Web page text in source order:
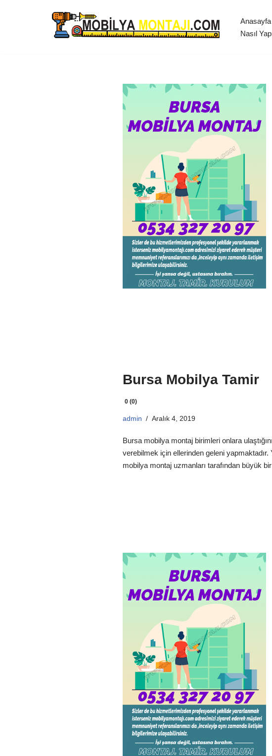
Anasayfa
Nasıl
Bursa Mobilya Tamir
0 (0)
admin Aralık 4, 2019
Bursa mobilya montaj birimleri onlara
verebilmek için ellerinden geleni yapmaktadır.
mobilya montaj uzmanları tarafından büyük